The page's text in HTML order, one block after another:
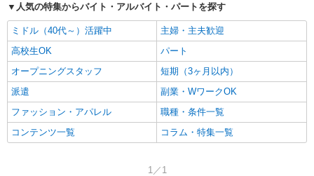
人気の特集からバイト・アルバイト・パートを探す
ミドル（40代～）活躍中
主婦・主夫歓迎
高校生OK
パート
オープニングスタッフ
短期（3ヶ月以内）
派遣
副業・WワークOK
ファッション・アパレル
職種・条件一覧
コンテンツ一覧
コラム・特集一覧
1／1